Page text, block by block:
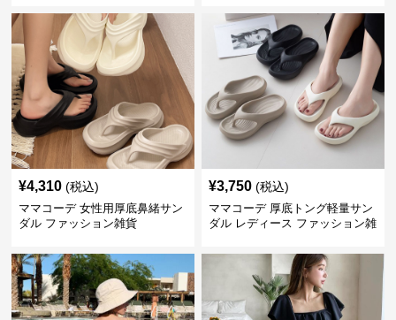
¥4,310 (税込)
ママコーデ 女性用厚底鼻緒サン
ダル ファッション雑貨
¥3,750 (税込)
ママコーデ 厚底トング軽量サン
ダル レディース ファッション雑